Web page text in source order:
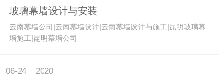
玻璃幕墙设计与安装
云南幕墙公司|云南幕墙设计|云南幕墙设计与施工|昆明玻璃幕
墙施工|昆明幕墙公司
06-24 2020